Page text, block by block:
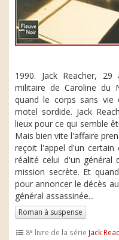
1990. Jack Reacher,
militaire de Caroline du
quand le corps sans vie
motel sordide. Jack
lieux pour ce qui semble
Mais bien vite l'affaire
reçoit l'appel d'un certain
réalité celui d'un général
mission secrète. Et
pour annoncer le décès
général assassinée...
Roman à suspense
8e livre de la série Jack